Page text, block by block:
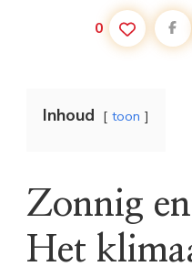
0
Inhoud toon
Zonnig
Het